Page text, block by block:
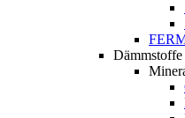
Dämmstoffe